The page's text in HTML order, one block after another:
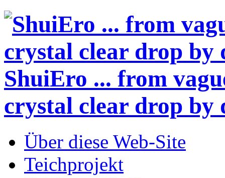
ShuiEro ... from
crystal clear drop by
Über diese Web-Site
Teichprojekt